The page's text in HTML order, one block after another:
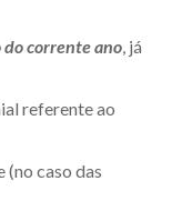
do corrente ano, já
referente ao
caso das